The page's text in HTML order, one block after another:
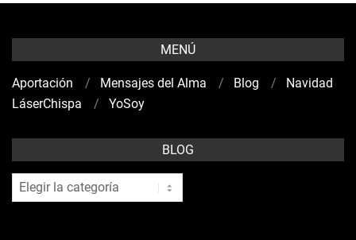
MENÚ
Aportación Mensajes del Alma Blog
Navidad
LáserChispa
YoSoy
BLOG
blog